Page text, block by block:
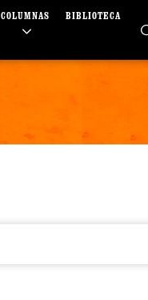
COLUMNAS BIBLIOTECA